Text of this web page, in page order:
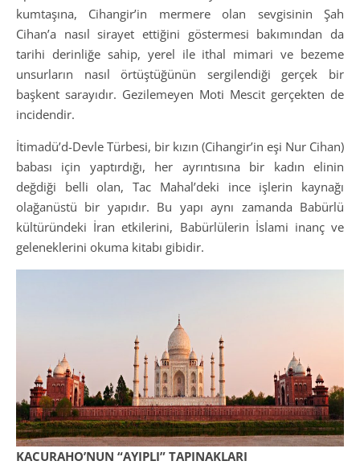
kumtaşına, Cihangir’in mermere olan sevgisinin Şah
Cihan’a nasıl sirayet ettiğini göstermesi bakımından da
tarihi derinliğe sahip, yerel ile ithal mimari ve bezeme
unsurların nasıl örtüştüğünün sergilendiği gerçek bir
başkent sarayıdır. Gezilemeyen Moti Mescit gerçekten de
incidendir.
İtimadü’d-Devle Türbesi, bir kızın (Cihangir’in eşi Nur Cihan)
babası için yaptırdığı, her ayrıntısına bir kadın elinin
değdiği belli olan, Tac Mahal’deki ince işlerin kaynağı
olağanüstü bir yapıdır. Bu yapı aynı zamanda Babürlü
kültüründeki İran etkilerini, Babürlülerin İslami inanç ve
geleneklerini okuma kitabı gibidir.
KACURAHO’NUN “AYIPLI” TAPINAKLARI